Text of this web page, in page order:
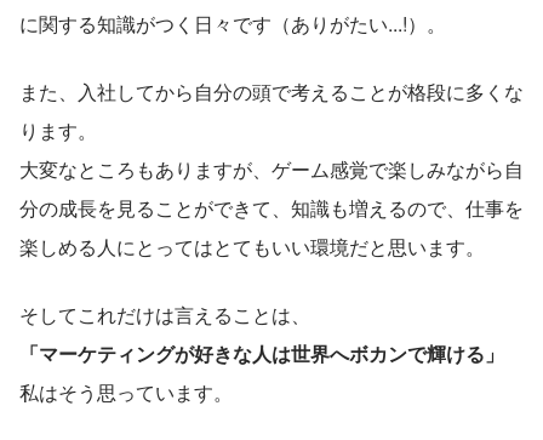
に関する知識がつく日々です（ありがたい...!）。
また、入社してから自分の頭で考えることが格段に多くな
ります。
大変なところもありますが、ゲーム感覚で楽しみながら自
分の成長を見ることができて、知識も増えるので、仕事を
楽しめる人にとってはとてもいい環境だと思います。
そしてこれだけは言えることは、
「マーケティングが好きな人は世界へボカンで輝ける」
私はそう思っています。